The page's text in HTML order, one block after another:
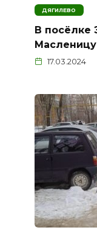
ДЯГИЛЕВО
В посёлке
Масленицу
17.03.2024